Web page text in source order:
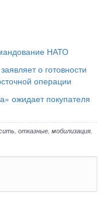
НАТО
о готовности
операции
ожидает покупателя
, отказные, мобилизация,